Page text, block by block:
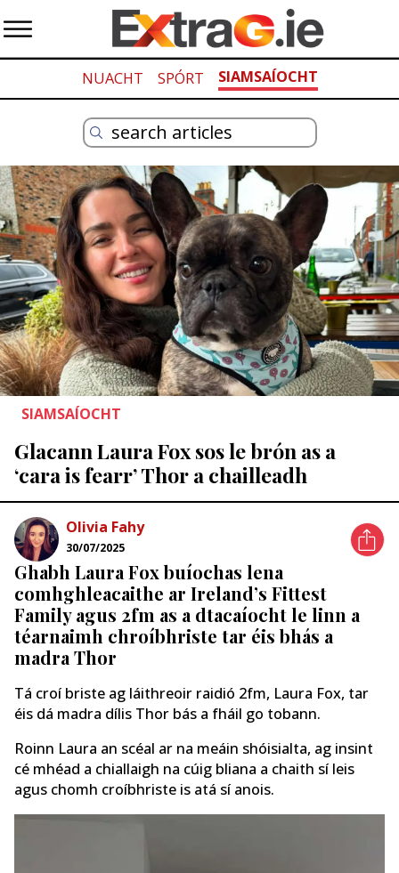
NUACHT SPÓRT SIAMSAÍOCHT
SIAMSAÍOCHT
Glacann Laura Fox sos le brón as a
‘cara is fearr’ Thor a chailleadh
Olivia Fahy
30/07/2025
Ghabh Laura Fox buíochas lena
comhghleacaithe ar Ireland’s Fittest
Family agus 2fm as a dtacaíocht le linn a
téarnaimh chroíbhriste tar éis bhás a
madra Thor
Tá croí briste ag láithreoir raidió 2fm, Laura Fox, tar
éis dá madra dílis Thor bás a fháil go tobann.
Roinn Laura an scéal ar na meáin shóisialta, ag insint
cé mhéad a chiallaigh na cúig bliana a chaith sí leis
agus chomh croíbhriste is atá sí anois.